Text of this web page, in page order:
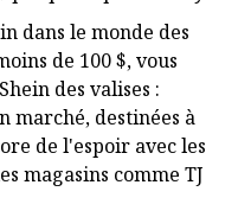
dans le monde des
de 100 $, vous
des valises :
marché, destinées à
de l'espoir avec les
magasins comme TJ